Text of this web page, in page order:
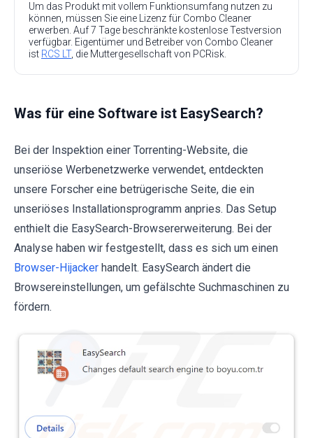
Um das Produkt mit vollem Funktionsumfang nutzen zu
können, müssen Sie eine Lizenz für Combo Cleaner
erwerben. Auf 7 Tage beschränkte kostenlose Testversion
verfügbar. Eigentümer und Betreiber von Combo Cleaner
ist RCS LT, die Muttergesellschaft von PCRisk.
Was für eine Software ist EasySearch?
Bei der Inspektion einer Torrenting-Website, die
unseriöse Werbenetzwerke verwendet, entdeckten
unsere Forscher eine betrügerische Seite, die ein
unseriöses Installationsprogramm anpries. Das Setup
enthielt die EasySearch-Browsererweiterung. Bei der
Analyse haben wir festgestellt, dass es sich um einen
Browser-Hijacker handelt. EasySearch ändert die
Browsereinstellungen, um gefälschte Suchmaschinen zu
fördern.